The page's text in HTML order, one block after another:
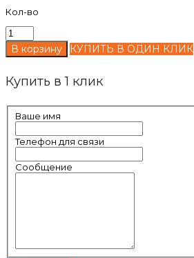
Кол-во
КУПИТЬ В ОДИН КЛИК
Купить в 1 клик
Ваше имя
Телефон для связи
Сообщение